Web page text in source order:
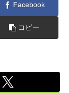
Facebook
コピー